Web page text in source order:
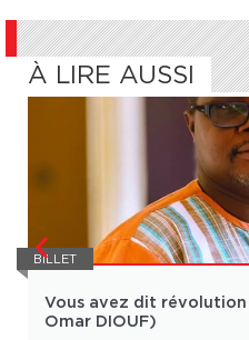
À LIRE AUSSI
BILLET
Vous avez dit
Omar DIOUF)